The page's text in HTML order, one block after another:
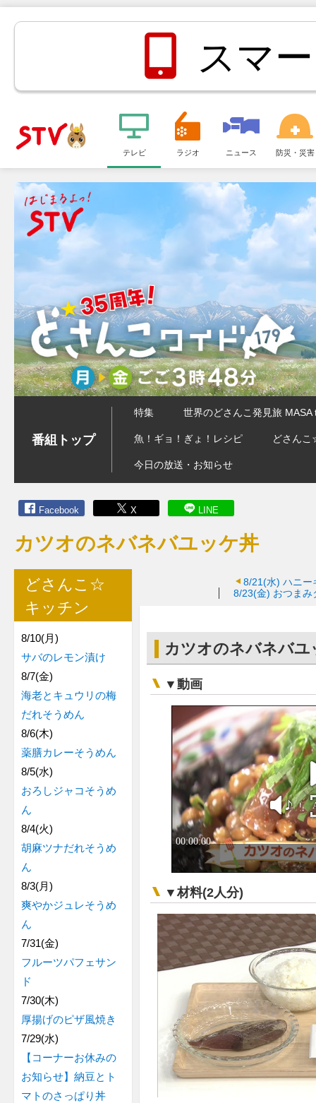
ＳＴＶ札
幌テレビ
スマ
メ
ュ
テレビ ラジオ ニュース 防災・災害
番組トップ
特集 世界のどさんこ発見旅 MASA
魚！ギョ！ぎょ！レシピ どさん
今日の放送・お知らせ
Facebook X LINE
カツオのネバネバユッケ丼
8/21(水) ハニー
8/23(金) おつまみ
カツオのネバネバユ
▼動画
▼材料(2人分)
どさんこ☆
キッチン
8/10(月)
サバのレモン漬け
8/7(金)
海老とキュウリの梅
だれそうめん
8/6(木)
薬膳カレーそうめん
8/5(水)
おろしジャコそうめ
ん
8/4(火)
胡麻ツナだれそうめ
ん
8/3(月)
爽やかジュレそうめ
ん
7/31(金)
フルーツパフェサン
ド
7/30(木)
厚揚げのピザ風焼き
7/29(水)
【コーナーお休みの
お知らせ】納豆とト
マトのさっぱり丼